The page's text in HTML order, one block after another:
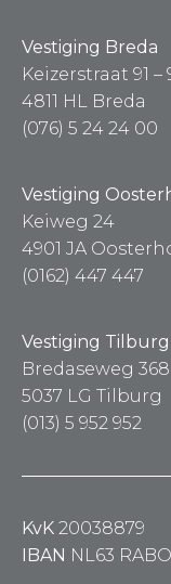
Vestiging Breda
Keizerstraat 91 –
4811 HL Breda
(076) 5 24 24 00
Vestiging
Keiweg 24
4901 JA
(0162) 447 447
Vestiging Tilburg
Bredaseweg 368
5037 LG Tilburg
(013) 5 952 952
KvK 20038879
IBAN NL63